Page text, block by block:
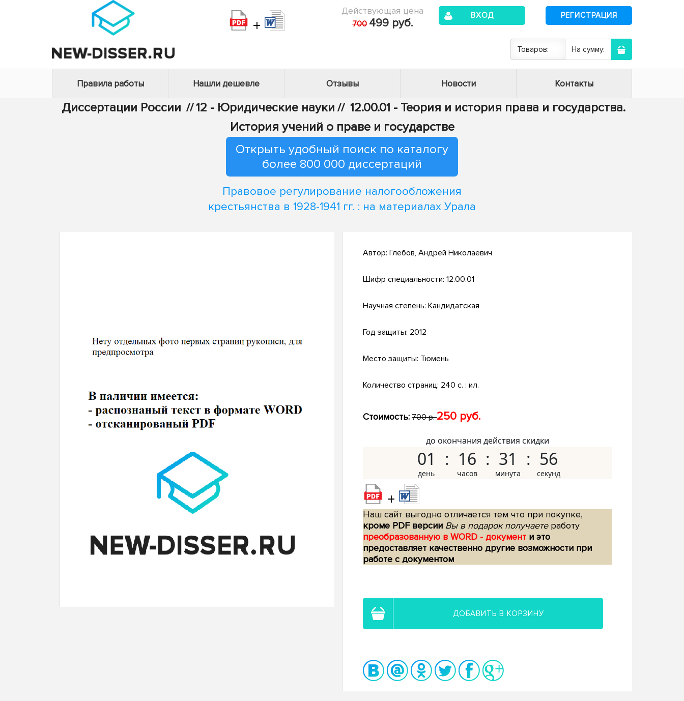
+
Действующая цена
700 499 руб.
ВХОД РЕГИСТРАЦИЯ
Товаров: На сумму:
Правила работы Нашли дешевле Отзывы Новости Контакты
Диссертации России //12 - Юридические науки // 12.00.01 - Теория и история права и государства.
История учений о праве и государстве
Открыть удобный поиск по каталогу
более 800 000 диссертаций
Правовое регулирование налогообложения
крестьянства в 1928-1941 гг. : на материалах Урала
Автор: Глебов, Андрей Николаевич
Шифр специальности: 12.00.01
Научная степень: Кандидатская
Год защиты: 2012
Место защиты: Тюмень
Количество страниц: 240 с. : ил.
Стоимость: 700 р.250 руб.
до окончания действия скидки
01 16 31 55
+
Наш сайт выгодно отличается тем что при покупке,
кроме PDF версии Вы в подарок получаетеработу
преобразованную в WORD - документ и это
предоставляет качественно другие возможности при
работе с документом
ДОБАВИТЬ В КОРЗИНУ